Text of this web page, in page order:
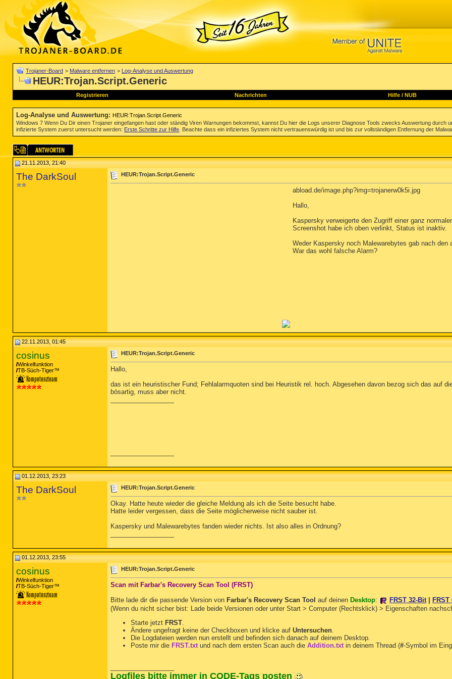
Trojaner-Board > Malware entfernen > Log-Analyse und Auswertung
HEUR:Trojan.Script.Generic
Registrieren Nachrichten Hilfe/ NUB
Log-Analyse und Auswertung: HEUR:Trojan.Script.Generic
Windows 7 Wenn Du Dir einen Trojaner eingefangen hast oder ständig Viren Warnungen bekommst, kannst Du hier die Logs unserer Diagnose Tools zwecks Auswertung
infizierte System zuerst untersucht werden: Erste Schritte zur Hilfe . Beachte dass ein infiziertes System nicht vertrauenswürdig ist und bis zur vollständigen Entfernung der
21.11.2013, 21:40
The DarkSoul HEUR:Trojan.Script.Generic
abload.de/image.php?img=trojanerw0k5i.jpg
Hallo,
Kaspersky verweigerte den Zugriff einer ganz
Screenshot habe ich oben verlinkt, Status ist inaktiv.
Weder Kaspersky noch Malewarebytes gab nach
War das wohl falsche Alarm?
22.11.2013, 01:45
cosinus
Winkelfunktion
TB-Süch-Tiger™
HEUR:Trojan.Script.Generic
Hallo,
das ist ein heuristischer Fund; Fehlalarmquoten sind bei Heuristik rel. hoch. Abgesehen davon bezog sich das auf
bösartig, muss aber nicht.
01.12.2013, 23:23
The DarkSoul HEUR:Trojan.Script.Generic
Okay. Hatte heute wieder die gleiche Meldung als ich die Seite besucht habe.
Hatte leider vergessen, dass die Seite möglicherweise nicht sauber ist.
Kaspersky und Malewarebytes fanden wieder nichts. Ist also alles in Ordnung?
01.12.2013, 23:55
cosinus
Winkelfunktion
TB-Süch-Tiger™
HEUR:Trojan.Script.Generic
Scan mit Farbar's Recovery Scan Tool (FRST)
Bitte lade dir die passende Version von Farbar's Recovery Scan Tool auf deinen Desktop: FRST 32-Bit
FRST
(Wenn du nicht sicher bist: Lade beide Versionen oder unter Start > Computer (Rechtsklick) > Eigenschaften
Starte jetzt FRST.
Ändere ungefragt keine der Checkboxen und klicke auf Untersuchen.
Die Logdateien werden nun erstellt und befinden sich danach auf deinem Desktop.
Poste mir die FRST.txtund nach dem ersten Scan auch die Addition.txtin deinem Thread (#-Symbol im
Logfiles bitte immer in CODE-Tags posten